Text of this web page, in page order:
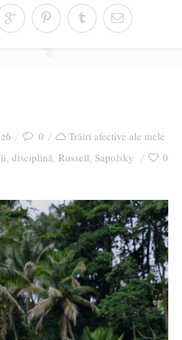
0
Trăiri afective ale mele
, disciplină, Russell, Sapolsky 0